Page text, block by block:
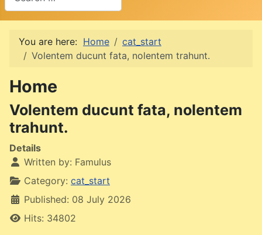
You are here: Home
cat_start
Volentem ducunt fata, nolentem trahunt.
Home
Volentem ducunt fata, nolentem
trahunt.
Details
Written by: Famulus
Category: cat_start
Published: 08 July 2026
Hits: 34802